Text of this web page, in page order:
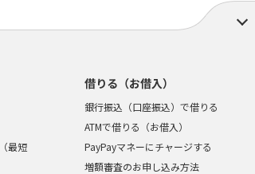
最短
借りる（お借入）
銀行振込（口座振込）で借りる
ATMで借りる（お借入）
PayPayマネーにチャージする
増額審査のお申し込み方法